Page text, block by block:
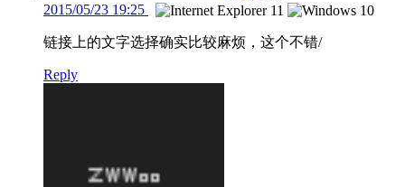
2015/05/23 19:25
链接上的文字选择确实比较麻烦，这个不错/
Reply